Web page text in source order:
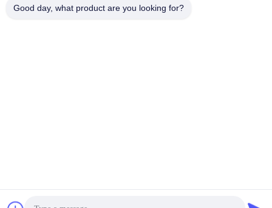
Good day, what product are you looking for?